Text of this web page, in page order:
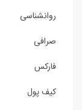
روانشناسی
صرافی
فارکس
کیف پول